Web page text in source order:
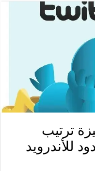
ترتيب
للأندرويد